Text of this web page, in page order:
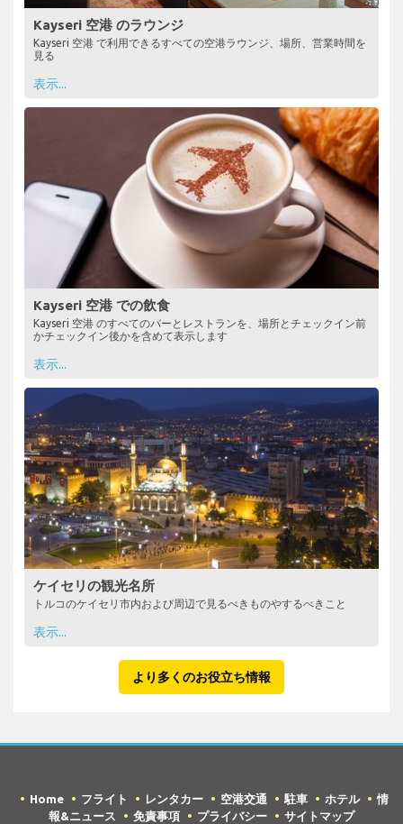
Kayseri 空港 のラウンジ
Kayseri 空港 で利用できるすべての空港ラウンジ、場所、営業時間を
見る
表示...
Kayseri 空港 での飲食
Kayseri 空港 のすべてのバーとレストランを、場所とチェックイン前
かチェックイン後かを含めて表示します
表示...
ケイセリの観光名所
トルコのケイセリ市内および周辺で見るべきものやするべきこと
表示...
より多くのお役立ち情報
Home フライト レンタカー 空港交通 駐車 ホテル
情
報&ニュース
免責事項 プライバシー サイトマップ